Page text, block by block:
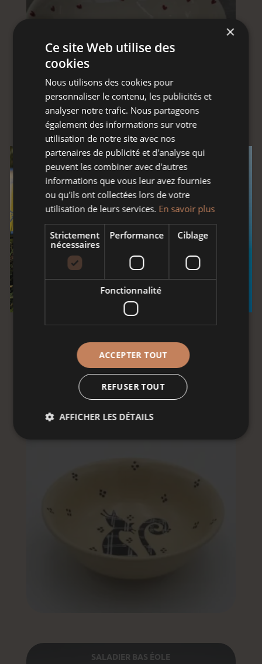
SALADIER BAS CERISE HERTZELE
SALADIER BAS CHAT NOIR
SALADIER BAS ÉOLE
×
Ce site Web utilise des
cookies
Nous utilisons des cookies pour
personnaliser le contenu, les publicités et
analyser notre trafic. Nous partageons
également des informations sur votre
utilisation de notre site avec nos
partenaires de publicité et d'analyse qui
peuvent les combiner avec d'autres
informations que vous leur avez fournies
ou qu'ils ont collectées lors de votre
utilisation de leurs services. En savoir plus
Strictement
nécessaires
Performance Ciblage
Fonctionnalité
ACCEPTER TOUT
REFUSER TOUT
AFFICHER LES DÉTAILS